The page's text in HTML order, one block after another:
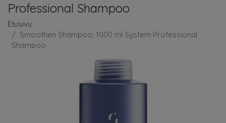
Professional Shampoo
Etusivu
Smoothen Shampoo, 1000 ml System Professional
Shampoo